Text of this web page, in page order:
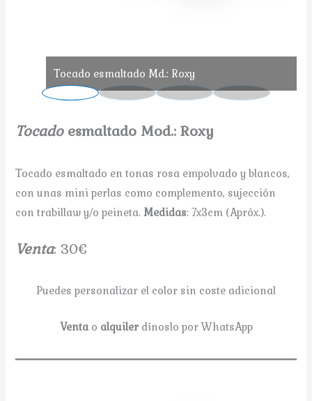
Tocado esmaltado Md.: Roxy
Tocado esmaltado Mod.: Roxy
Tocado esmaltado en tonas rosa empolvado y blancos,
con unas mini perlas como complemento, sujección
con trabillaw y/o peineta.Medidas: 7x3cm (Apróx.).
Venta: 30€
Puedes personalizar el color sin coste adicional
Venta o alquiler dínoslo por WhatsApp